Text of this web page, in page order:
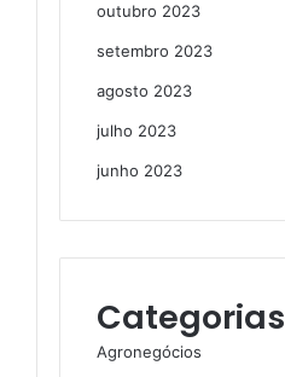
outubro 2023
setembro 2023
agosto 2023
julho 2023
junho 2023
Categorias
Agronegócios